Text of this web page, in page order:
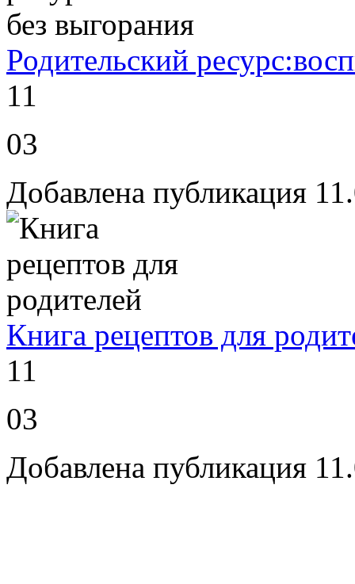
Родительский
11
03
Добавлена публикация
Книга рецептов для
11
03
Добавлена публикация